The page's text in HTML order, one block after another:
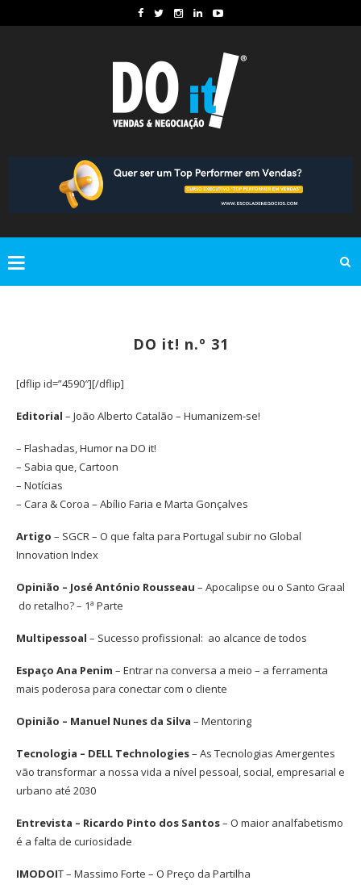
DO it! n.º 31
[dflip id=”4590″][/dflip]
Editorial – João Alberto Catalão – Humanizem-se!
– Flashadas, Humor na DO it!
– Sabia que, Cartoon
– Notícias
– Cara & Coroa – Abílio Faria e Marta Gonçalves
Artigo – SGCR – O que falta para Portugal subir no Global
Innovation Index
Opinião – José António Rousseau – Apocalipse ou o Santo Graal
do retalho? – 1ª Parte
Multipessoal – Sucesso profissional: ao alcance de todos
Espaço Ana Penim – Entrar na conversa a meio – a ferramenta
mais poderosa para conectar com o cliente
Opinião – Manuel Nunes da Silva – Mentoring
Tecnologia – DELL Technologies– As Tecnologias Amergentes
vão transformar a nossa vida a nível pessoal, social, empresarial e
urbano até 2030
Entrevista – Ricardo Pinto dos Santos– O maior analfabetismo
é a falta de curiosidade
IMODOIT – Massimo Forte – O Preço da Partilha